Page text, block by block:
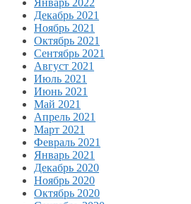
Январь 2022
Декабрь 2021
Ноябрь 2021
Октябрь 2021
Сентябрь 2021
Август 2021
Июль 2021
Июнь 2021
Май 2021
Апрель 2021
Март 2021
Февраль 2021
Январь 2021
Декабрь 2020
Ноябрь 2020
Октябрь 2020